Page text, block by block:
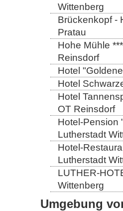
Wittenberg
Brückenkopf -
Pratau
Hohe Mühle
Reinsdorf
Hotel
Hotel
Hotel
OT Reinsdorf
Hotel-Pension
Lutherstadt
Hotel-
Lutherstadt
LUTHER-
Wittenberg
Umgebung